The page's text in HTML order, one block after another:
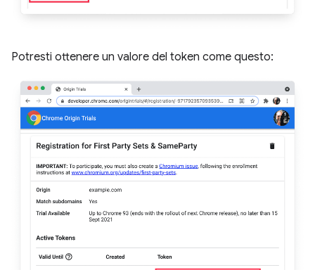
Potresti ottenere un valore del token come questo: